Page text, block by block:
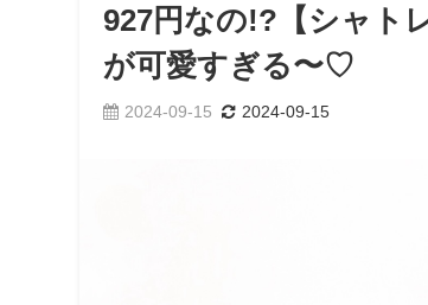
927円なの!?【シャト
が可愛すぎる〜♡
2024-09-15 2024-09-15